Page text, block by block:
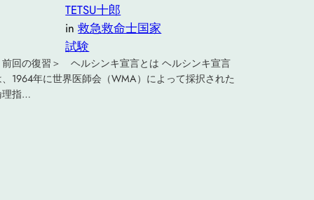
TETSU十郎
in救急救命士国家
試験
前回の復習＞ ヘルシンキ宣言とは ヘルシンキ宣言
1964年に世界医師会（WMA）によって採択された
理指…